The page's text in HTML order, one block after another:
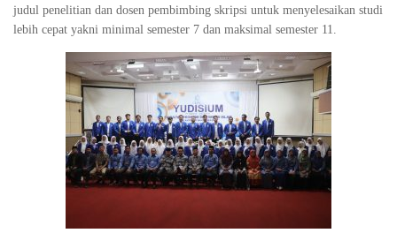
judul penelitian dan dosen pembimbing skripsi untuk menyelesaikan studi
lebih cepat yakni minimal semester 7 dan maksimal semester 11.